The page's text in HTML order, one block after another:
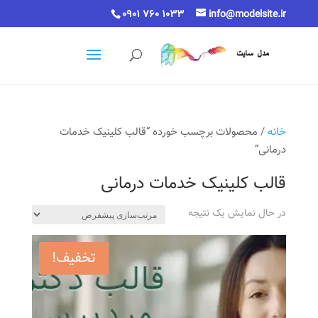
0901 760 1033 info@modelsite.ir
خانه/ محصولات برچسب خورده “قالب کلینیک خدمات
درمانی”
قالب کلینیک خدمات درمانی
در حال نمایش یک نتیجه
تخفیف!